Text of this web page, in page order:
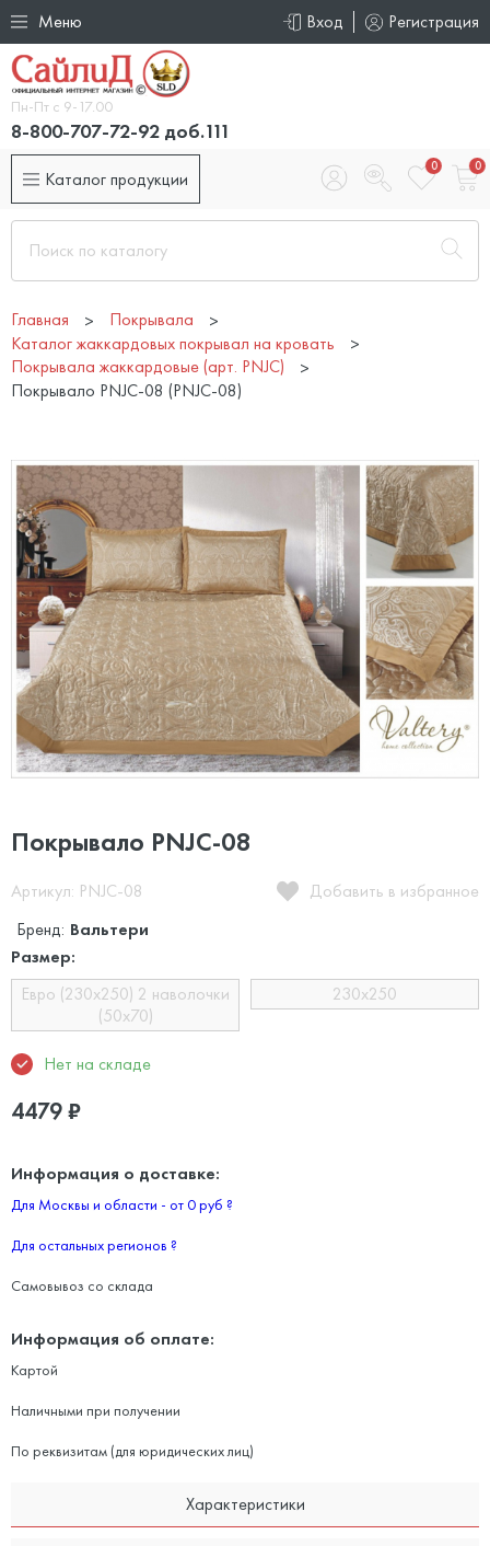
Меню Вход Регистрация
Пн-Пт с 9-17.00
8-800-707-72-92 доб.111
Каталог продукции
0 0
Главная
Покрывала
Каталог жаккардовых покрывал на кровать
Покрывала жаккардовые (арт. PNJC)
Покрывало PNJC-08 (PNJC-08)
Покрывало PNJC-08
Артикул: PNJC-08
Добавить в избранное
Бренд: Вальтери
Размер:
Евро (230х250) 2 наволочки
(50х70)
230х250
Нет на складе
4479₽
Информация о доставке:
Для Москвы и области - от 0 руб ?
Для остальных регионов ?
Самовывоз со склада
Информация об оплате:
Картой
Наличными при получении
По реквизитам (для юридических лиц)
Характеристики